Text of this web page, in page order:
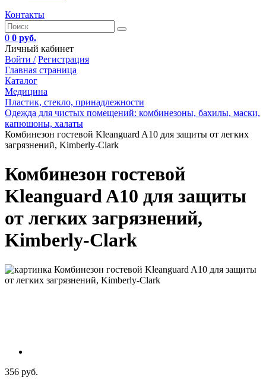
Контакты
0 0 руб.
Личный кабинет
Войти / Регистрация
Главная страница
Каталог
Медицина
Пластик, стекло, принадлежности
Одежда для чистых помещений: комбинезоны, бахилы, маски,
капюшоны, халаты
Комбинезон гостевой Kleanguard A10 для защиты от легких
загрязнений, Kimberly-Clark
Комбинезон гостевой
Kleanguard A10 для защиты
от легких загрязнений,
Kimberly-Clark
356 руб.